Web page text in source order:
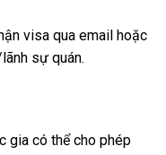
visa qua email hoặc
sự quán.
gia có thể cho phép